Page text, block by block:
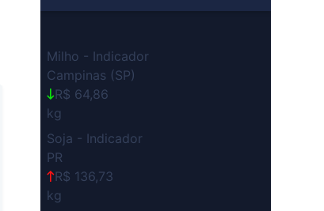
Milho - Indicador
Campinas (SP)
R$ 64,86
kg
Soja - Indicador
PR
R$ 136,73
kg